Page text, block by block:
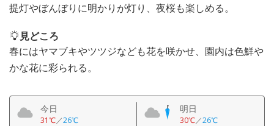
提灯やぼんぼりに明かりが灯り、夜桜も楽しめる。
見どころ
春にはヤマブキやツツジなども花を咲かせ、園内は色鮮や
かな花に彩られる。
今日
31℃／26℃
明日
30℃／26℃